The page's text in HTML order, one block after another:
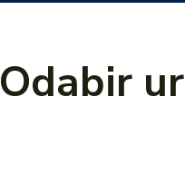
Odabir